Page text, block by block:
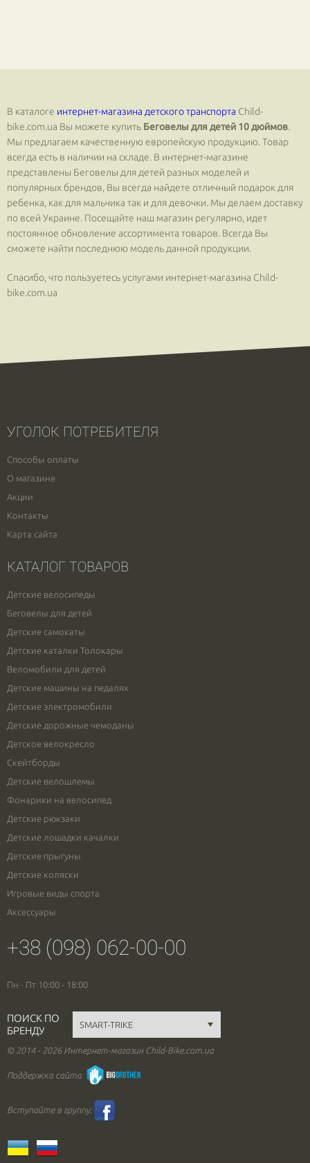
В каталоге интернет-магазина детского транспорта Сhild-
bike.com.ua Вы можете купить Беговелы для детей 10 дюймов.
Мы предлагаем качественную европейскую продукцию. Товар
всегда есть в наличии на складе. В интернет-магазине
представлены Беговелы для детей разных моделей и
популярных брендов, Вы всегда найдете отличный подарок для
ребенка, как для мальчика так и для девочки. Мы делаем доставку
по всей Украине. Посещайте наш магазин регулярно, идет
постоянное обновление ассортимента товаров. Всегда Вы
сможете найти последнюю модель данной продукции.
Спасибо, что пользуетесь услугами интернет-магазина Сhild-
bike.com.ua
УГОЛОК ПОТРЕБИТЕЛЯ
Способы оплаты
О магазине
Акции
Контакты
Карта сайта
КАТАЛОГ ТОВАРОВ
Детские велосипеды
Беговелы для детей
Детские самокаты
Детские каталки Толокары
Веломобили для детей
Детские машины на педалях
Детские электромобили
Детские дорожные чемоданы
Детское велокресло
Скейтборды
Детские велошлемы
Фонарики на велосипед
Детские рюкзаки
Детские лошадки качалки
Детские прыгуны
Детские коляски
Игровые виды спорта
Аксессуары
+38 (098) 062-00-00
Пн - Пт 10:00 - 18:00
ПОИСК ПО
БРЕНДУ
© 2014 - 2026 Интернет-магазин Child-Bike.com.ua
Поддержка сайта
Вступайте в группу: